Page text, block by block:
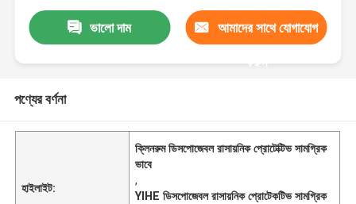
ভালো দাম আমাদের সাথে যোগাযোগ
করুন
পণ্যের বর্ণনা
হাইলাইট:
ক্লিনরুম ডিসপোজেবল রাসায়নিক প্রোটেক্টিভ সামগ্রিক
ভাবে
,
YIHE ডিসপোজেবল রাসায়নিক প্রোটেকটিভ সামগ্রিক